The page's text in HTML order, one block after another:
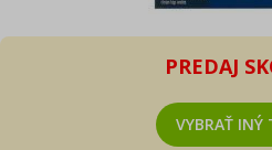
PREDAJ
VYBRAŤ INÝ